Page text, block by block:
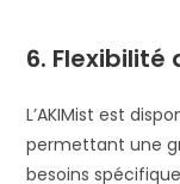
6.
L’AKIMist est
permettant une
besoins